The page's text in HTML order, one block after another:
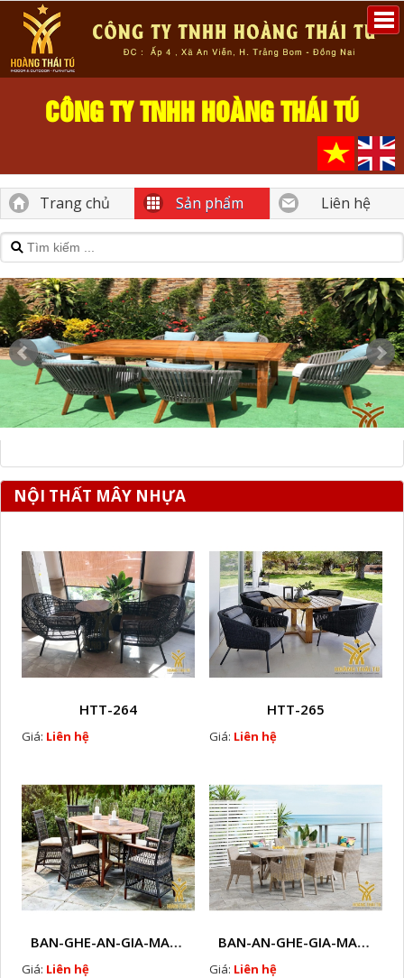
CÔNG TY TNHH HOÀNG THÁI TÚ
Trang chủ Sản phẩm Liên hệ
NỘI THẤT MÂY NHỰA
HTT-264
Giá: Liên hệ
HTT-265
Giá: Liên hệ
BAN-GHE-AN-GIA-MAY-HTT-B100
Giá: Liên hệ
BAN-AN-GHE-GIA-MAY-HTT-B101
Giá: Liên hệ